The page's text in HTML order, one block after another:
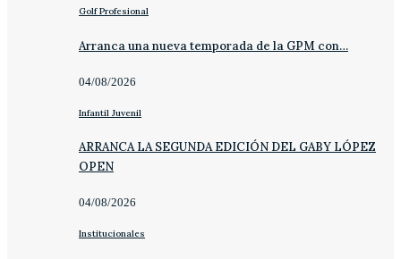
Golf Profesional
Arranca una nueva temporada de la GPM con…
04/08/2026
Infantil Juvenil
ARRANCA LA SEGUNDA EDICIÓN DEL GABY LÓPEZ
OPEN
04/08/2026
Institucionales